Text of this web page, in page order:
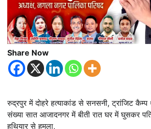
Share Now
रुद्रपुर में दोहरे हत्याकांड से सनसनी, ट्रांजिट कैम्प
संख्या सात आजादनगर में बीती रात घर में घुसकर
हथियार से हमला,